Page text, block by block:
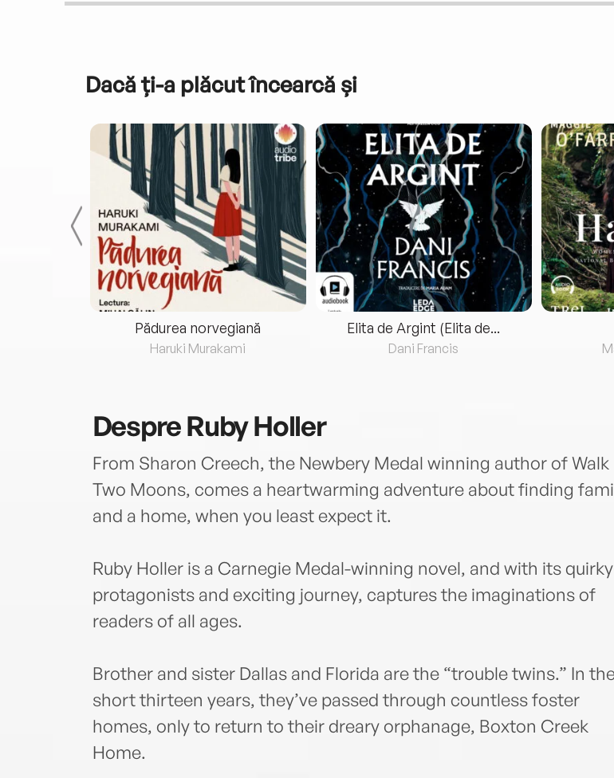
Dacă ți-a plăcut încearcă și
Pădurea norvegiană
Haruki Murakami
Elita de Argint (Elita de...
Dani Francis
DespreRuby Holler
From Sharon Creech, the Newbery Medal winning author of Walk
Two Moons, comes a heartwarming adventure about finding
and a home, when you least expect it.
Ruby Holler is a Carnegie Medal-winning novel, and with its quirky
protagonists and exciting journey, captures the imaginations of
readers of all ages.
Brother and sister Dallas and Florida are the “trouble twins.” In
short thirteen years, they’ve passed through countless foster
homes, only to return to their dreary orphanage, Boxton Creek
Home.